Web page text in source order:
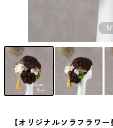
1/
【オリジナルソラフラ